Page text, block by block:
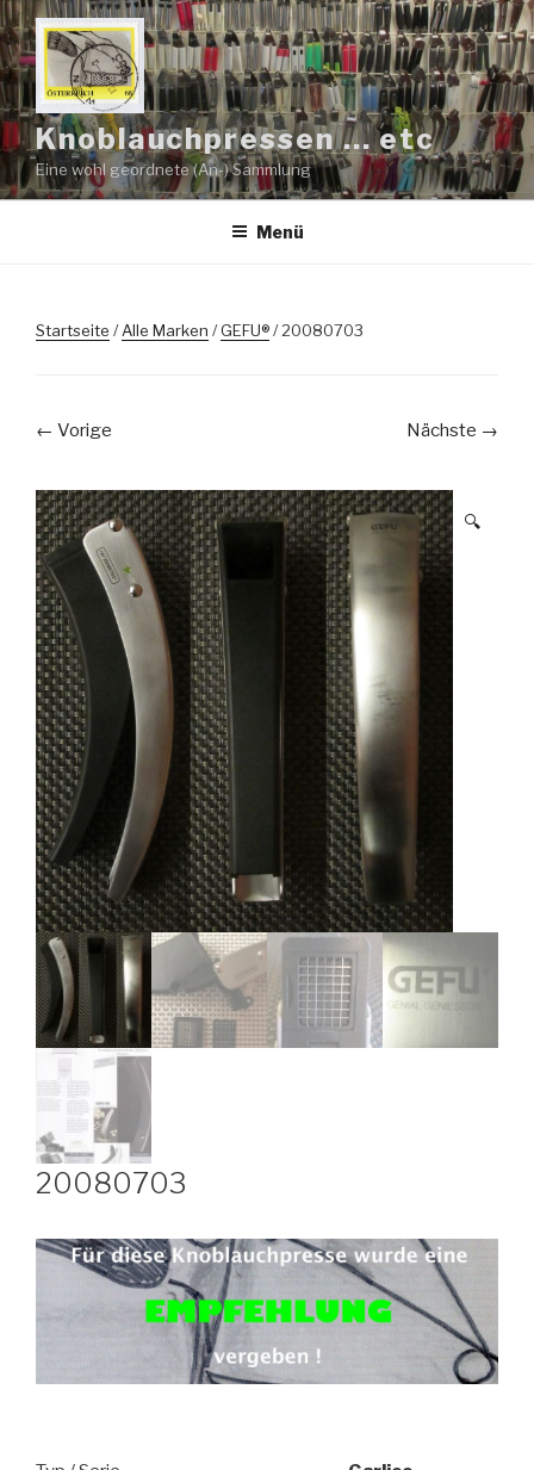
Zum
Inhalt
springen
Knoblauchpressen … etc
Eine wohl geordnete (An-) Sammlung
Menü
Startseite /Alle Marken /GEFU®/ 20080703
← Vorige Nächste →
🔍
20080703